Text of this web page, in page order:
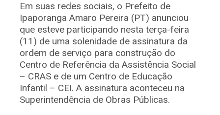
Em suas redes sociais, o Prefeito de
Ipaporanga Amaro Pereira (PT) anunciou
que esteve participando nesta terça-feira
(11) de uma solenidade de assinatura da
ordem de serviço para construção do
Centro de Referência da Assistência Social
– CRAS e de um Centro de Educação
Infantil – CEI. A assinatura aconteceu na
Superintendência de Obras Públicas.